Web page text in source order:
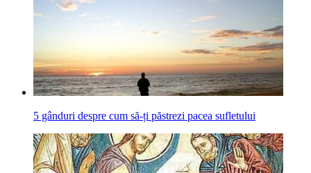
5 gânduri despre cum să-ți păstrezi pacea sufletului